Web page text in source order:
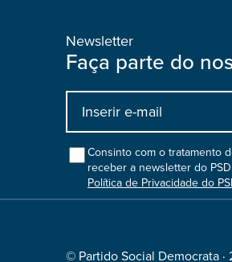
Newsletter
Faça parte do
Input
bootstrap
colConsinto com o tratamento
receber a newsletter do
Política de Privacidade do
© Partido Social Democrata ·